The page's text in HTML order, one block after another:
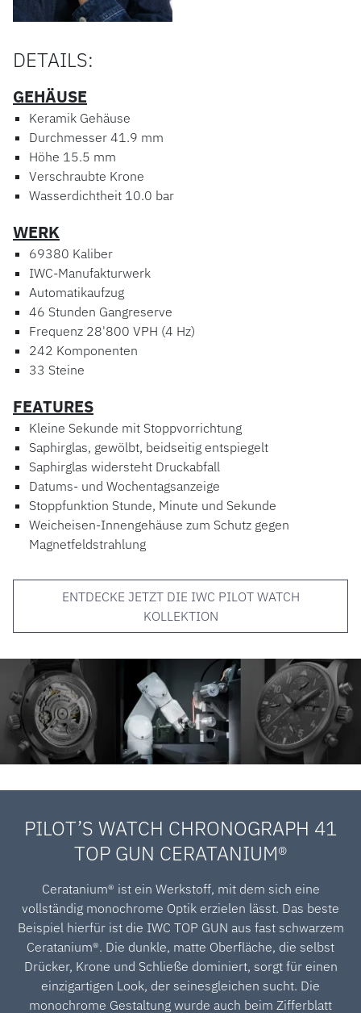
DETAILS:
GEHÄUSE
Keramik Gehäuse
Durchmesser 41.9 mm
Höhe 15.5 mm
Verschraubte Krone
Wasserdichtheit 10.0 bar
WERK
69380 Kaliber
IWC-Manufakturwerk
Automatikaufzug
46 Stunden Gangreserve
Frequenz 28'800 VPH (4 Hz)
242 Komponenten
33 Steine
FEATURES
Kleine Sekunde mit Stoppvorrichtung
Saphirglas, gewölbt, beidseitig entspiegelt
Saphirglas widersteht Druckabfall
Datums- und Wochentagsanzeige
Stoppfunktion Stunde, Minute und Sekunde
Weicheisen-Innengehäuse zum Schutz gegen
Magnetfeldstrahlung
ENTDECKE JETZT DIE IWC PILOT WATCH
KOLLEKTION
PILOT’S WATCH CHRONOGRAPH 41
TOP GUN CERATANIUM®
Ceratanium® ist ein Werkstoff, mit dem sich eine
vollständig monochrome Optik erzielen lässt. Das beste
Beispiel hierfür ist die IWC TOP GUN aus fast schwarzem
Ceratanium®. Die dunkle, matte Oberfläche, die selbst
Drücker, Krone und Schließe dominiert, sorgt für einen
einzigartigen Look, der seinesgleichen sucht. Die
monochrome Gestaltung wurde auch beim Zifferblatt